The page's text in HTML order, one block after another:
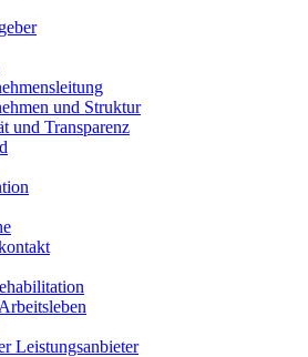
und Struktur
und Transparenz
Leistungsanbieter